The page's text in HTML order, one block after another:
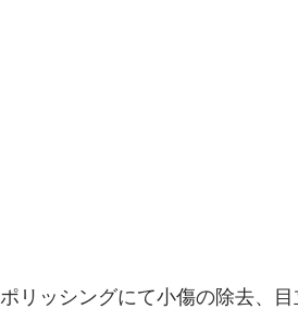
ポリッシングにて小傷の除去、